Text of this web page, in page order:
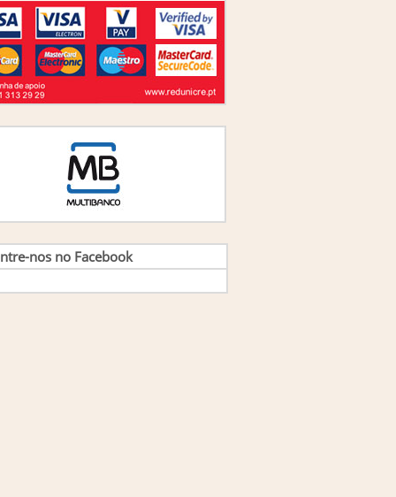
Marques(1)
Mestre(1)
Alberto Santos
(1)
Ferreira Gomes
(1)
Lopez Navaza(1)
Lopez Navaza E Ma. Angeles Lopez
(1)
Rodrigues,Antonio Oliveira E Nuno
Bastos Neves (1)
Sarmento e Sandra Ribeiro
(1)
de vários(1)
Lúcio Miguel Correia e Rosalía
Pradill(1)
nos no Facebook